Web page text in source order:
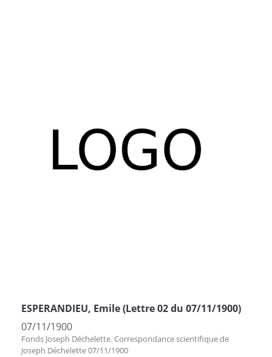
ESPERANDIEU, Emile (Lettre 02 du 07/11/1900)
07/11/1900
Fonds Joseph Déchelette. Correspondance scientifique de
Joseph Déchelette 07/11/1900